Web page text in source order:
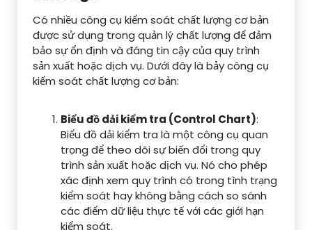
Có nhiều công cụ kiểm soát chất lượng cơ bản
được sử dụng trong quản lý chất lượng để đảm
bảo sự ổn định và đáng tin cậy của quy trình
sản xuất hoặc dịch vụ. Dưới đây là bảy công cụ
kiểm soát chất lượng cơ bản:
Biểu đồ dải kiểm tra (Control Chart):
Biểu đồ dải kiểm tra là một công cụ quan
trọng để theo dõi sự biến đổi trong quy
trình sản xuất hoặc dịch vụ. Nó cho phép
xác định xem quy trình có trong tình trạng
kiểm soát hay không bằng cách so sánh
các điểm dữ liệu thực tế với các giới hạn
kiểm soát.